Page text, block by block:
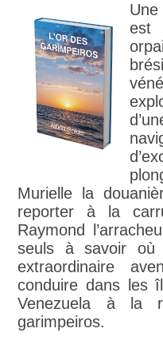
Une
est
Murielle la
reporter à la
Raymond
seuls à savoir
extraordinaire
conduire dans les
Venezuela à la
garimpeiros.